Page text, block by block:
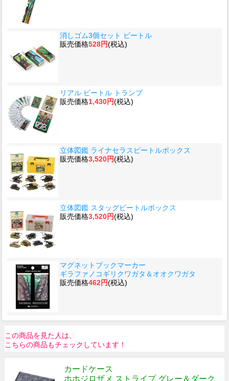
消しゴム3個セット ビートル
販売価格528円(税込)
リアル ビートル トランプ
販売価格1,430円(税込)
立体図鑑 ライナセラスビートルボックス
販売価格3,520円(税込)
立体図鑑 スタッグビートルボックス
販売価格3,520円(税込)
マグネットブックマーカー
ギラファノコギリクワガタ＆オオクワガタ
販売価格462円(税込)
この商品を見た人は、
こちらの商品もチェックしています！
カードケース
ホホジロザメ ストライプ グレー＆ダーク